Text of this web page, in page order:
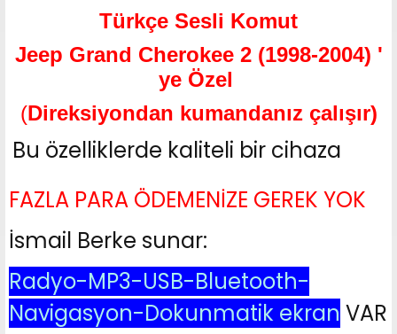
Türkçe Sesli Komut
Jeep Grand Cherokee 2 (1998-2004) '
ye Özel
(Direksiyondan kumandanız çalışır)
Bu özelliklerde kaliteli bir cihaza
FAZLA PARA ÖDEMENİZE GEREK YOK
İsmail Berke sunar:
Radyo-MP3-USB-Bluetooth-
Navigasyon-Dokunmatik ekran VAR